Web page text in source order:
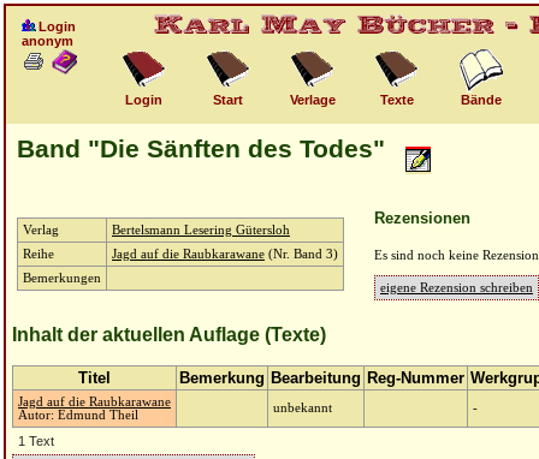
Login
anonym
Login Start Verlage Texte Bände
Band "Die Sänften des Todes"
Verlag
Bertelsmann Lesering Gütersloh
Reihe
Jagd auf die Raubkarawane (Nr. Band 3)
Bemerkungen
Rezensionen
Es sind noch keine
eigene Rezension schreiben
Inhalt der aktuellen Auflage (Texte)
Titel Bemerkung Bearbeitung Reg-Nummer
Jagd auf die Raubkarawane
Autor: Edmund Theil
unbekannt -
1 Text